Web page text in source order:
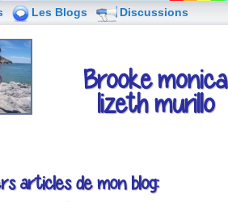
Les Blogs Discussions
Brooke monica
lizeth murillo
articles de mon blog: